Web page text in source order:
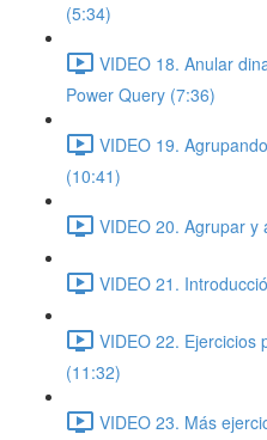
(5:34)
VIDEO 18. Anular
Power Query (7:36)
VIDEO 19.
(10:41)
VIDEO 20. Agrupar y
VIDEO 21.
VIDEO 22. Ejercicios
(11:32)
VIDEO 23. Más